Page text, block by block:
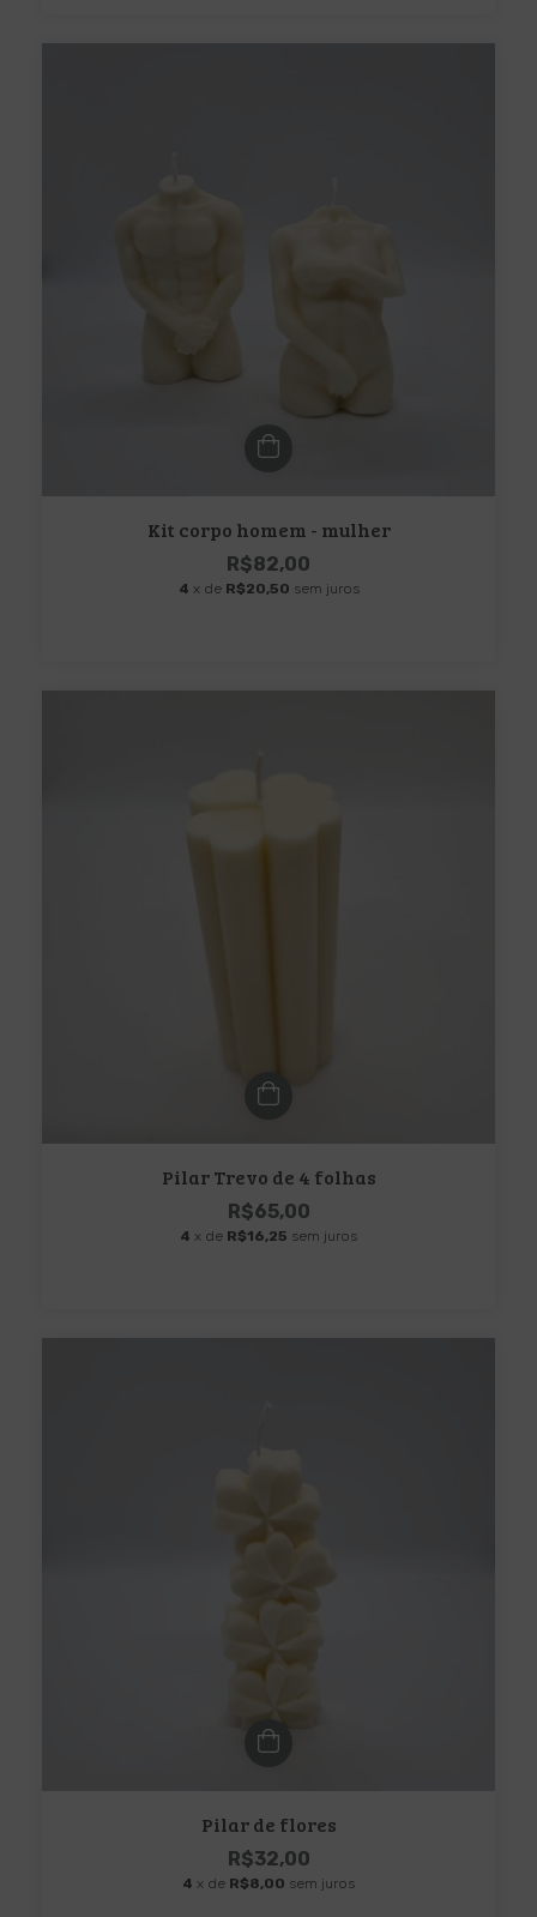
Kit corpo homem - mulher
R$82,00
4 x de R$20,50 sem juros
Pilar Trevo de 4 folhas
R$65,00
4 x de R$16,25 sem juros
Pilar de flores
R$32,00
4 x de R$8,00 sem juros